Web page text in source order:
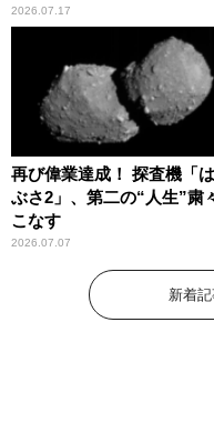
2026.07.17
再び偉業達成！ 探査機「
ぶさ2」、第二の“人生”粛
こなす
2026.07.07
新着